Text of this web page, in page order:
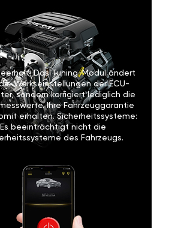
Das Tuning-Modul ändert
Werkseinstellungen der ECU-
sondern korrigiert lediglich die
Ihre Fahrzeuggarantie
erhalten. Sicherheitssysteme:
Es beeinträchtigt nicht die
des Fahrzeugs.